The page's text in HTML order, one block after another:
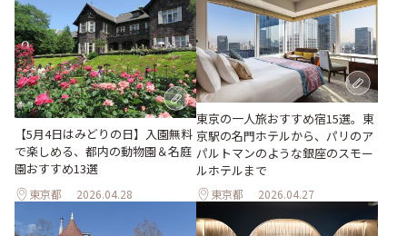
【5月4日はみどりの日】入園無料
で楽しめる、都内の動物園＆名庭
園おすすめ13選
東京都 2026.04.28
東京の一人旅おすすめ宿15選。東
京駅の名門ホテルから、パリのア
パルトマンのような銀座のスモー
ルホテルまで
東京都 2026.04.27